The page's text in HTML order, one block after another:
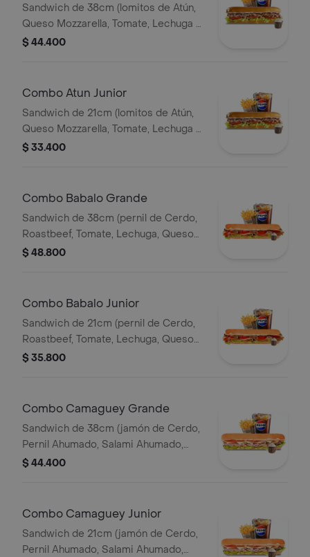
Sandwich de 38cm (lomitos de Atún,
Queso Mozzarella, Tomate, Lechuga y
Mayonesa Real) Papa Francesa 140gr
$ 44.400
Combo Atun Junior
Sandwich de 21cm (lomitos de Atún,
Queso Mozzarella, Tomate, Lechuga y
Mayonesa Real) Papa Francesa 140gr
$ 33.400
Combo Babalo Grande
Sandwich de 38cm (pernil de Cerdo,
Roastbeef, Tomate, Lechuga, Queso
Mozzarella, Salsa BBQ y Salsa de Ajo)
$ 48.800
Combo Babalo Junior
Sandwich de 21cm (pernil de Cerdo,
Roastbeef, Tomate, Lechuga, Queso
Mozzarella, Salsa BBQ y Salsa de Ajo)
$ 35.800
Combo Camaguey Grande
Sandwich de 38cm (jamón de Cerdo,
Pernil Ahumado, Salami Ahumado,
Tomate, Pepinillos Agridulces, Queso
$ 44.400
Combo Camaguey Junior
Sandwich de 21cm (jamón de Cerdo,
Pernil Ahumado, Salami Ahumado,